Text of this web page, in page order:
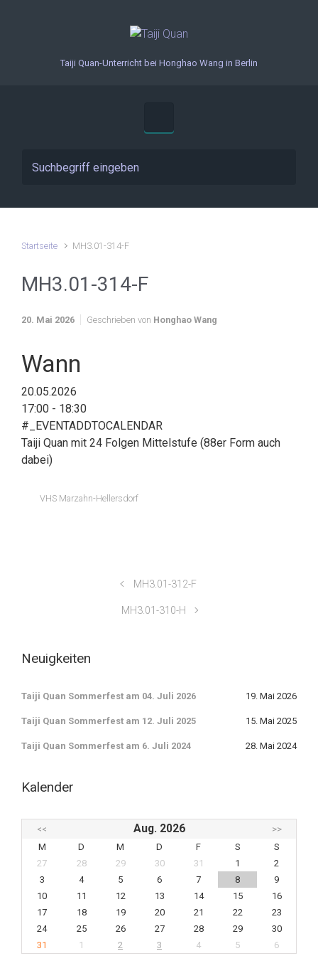
Taiji Quan-Unterricht bei Honghao Wang in Berlin
Startseite MH3.01-314-F
MH3.01-314-F
20. Mai 2026 Geschrieben von Honghao Wang
Wann
20.05.2026
17:00 - 18:30
#_EVENTADDTOCALENDAR
Taiji Quan mit 24 Folgen Mittelstufe (88er Form auch
dabei)
VHS Marzahn-Hellersdorf
MH3.01-312-F
MH3.01-310-H
Neuigkeiten
Taiji Quan Sommerfest am 04. Juli 2026 19. Mai 2026
Taiji Quan Sommerfest am 12. Juli 2025 15. Mai 2025
Taiji Quan Sommerfest am 6. Juli 2024 28. Mai 2024
Kalender
<< Aug. 2026
>>
M
D M D F S
S
27
28 29 30 31 1
2
3
4 5 6 7 8
9
10
11 12 13 14 15
16
17
18 19 20 21 22
23
24
25 26 27 28 29
30
31
1 2 3 4 5
6